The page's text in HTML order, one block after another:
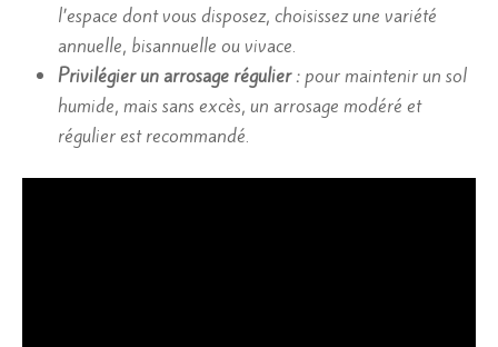
l’espace dont vous disposez, choisissez une variété
annuelle, bisannuelle ou vivace.
Privilégier un arrosage régulier :pour maintenir un sol
humide, mais sans excès, un arrosage modéré et
régulier est recommandé.